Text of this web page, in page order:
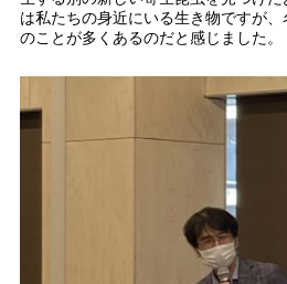
は私たちの身近にいる生き物ですが
のことが多くあるのだと感じました。